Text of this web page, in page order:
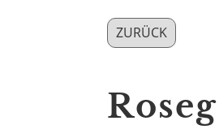
ZURÜCK